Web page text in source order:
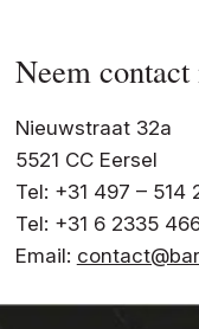
Neem
Nieuwstraat 32a
5521 CC Eersel
Tel: +31 497 – 514
Tel: +31 6 2335
Email: